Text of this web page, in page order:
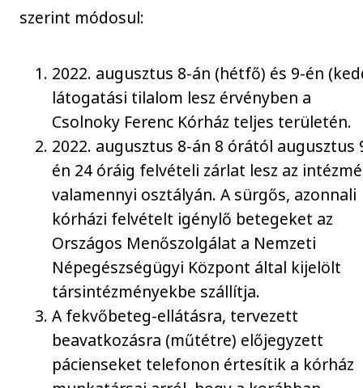
szerint módosul:
2022. augusztus 8-án (hétfő) és 9-én
látogatási tilalom lesz érvényben a
Csolnoky Ferenc Kórház teljes területén.
2022. augusztus 8-án 8 órától augusztus
én 24 óráig felvételi zárlat lesz az
valamennyi osztályán. A sürgős, azonnali
kórházi felvételt igénylő betegeket az
Országos Menőszolgálat a Nemzeti
Népegészségügyi Központ által kijelölt
társintézményekbe szállítja.
A fekvőbeteg-ellátásra, tervezett
beavatkozásra (műtétre) előjegyzett
pácienseket telefonon értesítik a kórház